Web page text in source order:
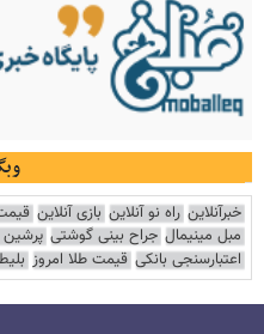
خبرآنلاین راه نو آنلاین بازی آنلاین
مبل مینیمال جراح بینی گوشتی
اعتبارسنجی بانکی قیمت طلا امروز